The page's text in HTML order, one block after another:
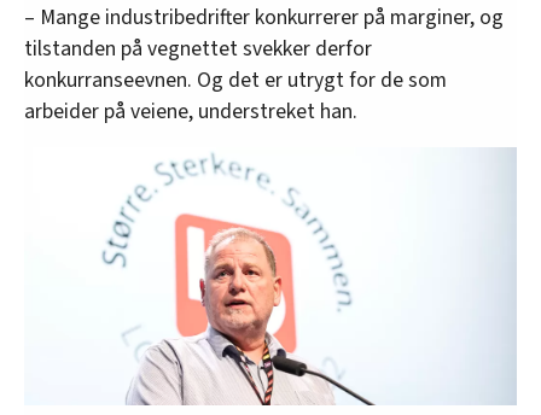
– Mange industribedrifter konkurrerer på marginer, og
tilstanden på vegnettet svekker derfor
konkurranseevnen. Og det er utrygt for de som
arbeider på veiene, understreket han.